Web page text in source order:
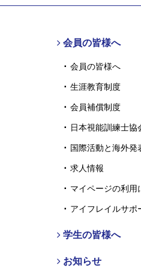
会員の皆様へ
会員の皆様へ
生涯教育制度
会員補償制度
日本視能訓練士協
国際活動と海外発
求人情報
マイページの利用
アイフレイルサポ
学生の皆様へ
お知らせ